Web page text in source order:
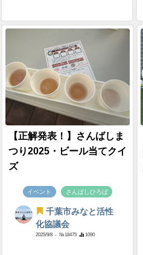
【正解発表！】さんばしま
つり2025・ビール当てクイ
ズ
イベント さんばしひろば
千葉市みなと活性
化協議会
2025/9/8 - №18475 1090